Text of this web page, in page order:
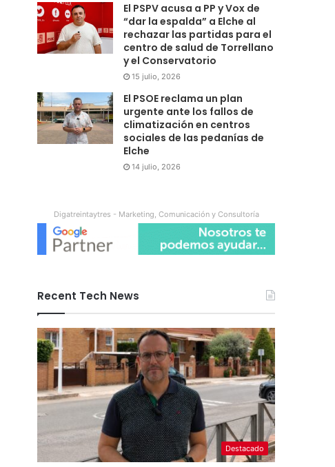
El PSPV acusa a PP y Vox de
“dar la espalda” a Elche al
rechazar las partidas para el
centro de salud de Torrellano
y el Conservatorio
15 julio, 2026
El PSOE reclama un plan
urgente ante los fallos de
climatización en centros
sociales de las pedanías de
Elche
14 julio, 2026
Digatreintaytres - Marketing, Comunicación y Consultoría
Recent Tech News
Destacado